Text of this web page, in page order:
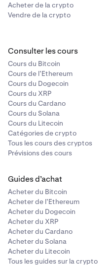
Acheter de la crypto
Vendre de la crypto
Consulter les cours
Cours du Bitcoin
Cours de l’Ethereum
Cours du Dogecoin
Cours du XRP
Cours du Cardano
Cours du Solana
Cours du Litecoin
Catégories de crypto
Tous les cours des cryptos
Prévisions des cours
Guides d’achat
Acheter du Bitcoin
Acheter de l’Ethereum
Acheter du Dogecoin
Acheter du XRP
Acheter du Cardano
Acheter du Solana
Acheter du Litecoin
Tous les guides sur la crypto